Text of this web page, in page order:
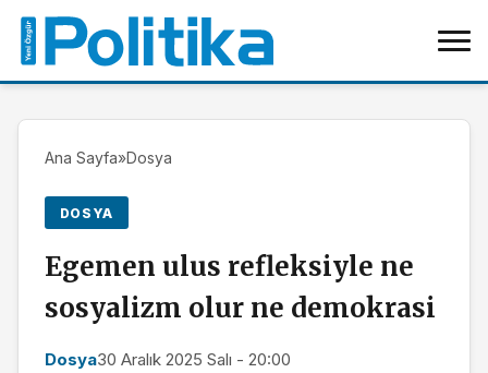
Ana Sayfa»Dosya
DOSYA
Egemen ulus refleksiyle ne
sosyalizm olur ne demokrasi
Dosya30 Aralık 2025 Salı - 20:00